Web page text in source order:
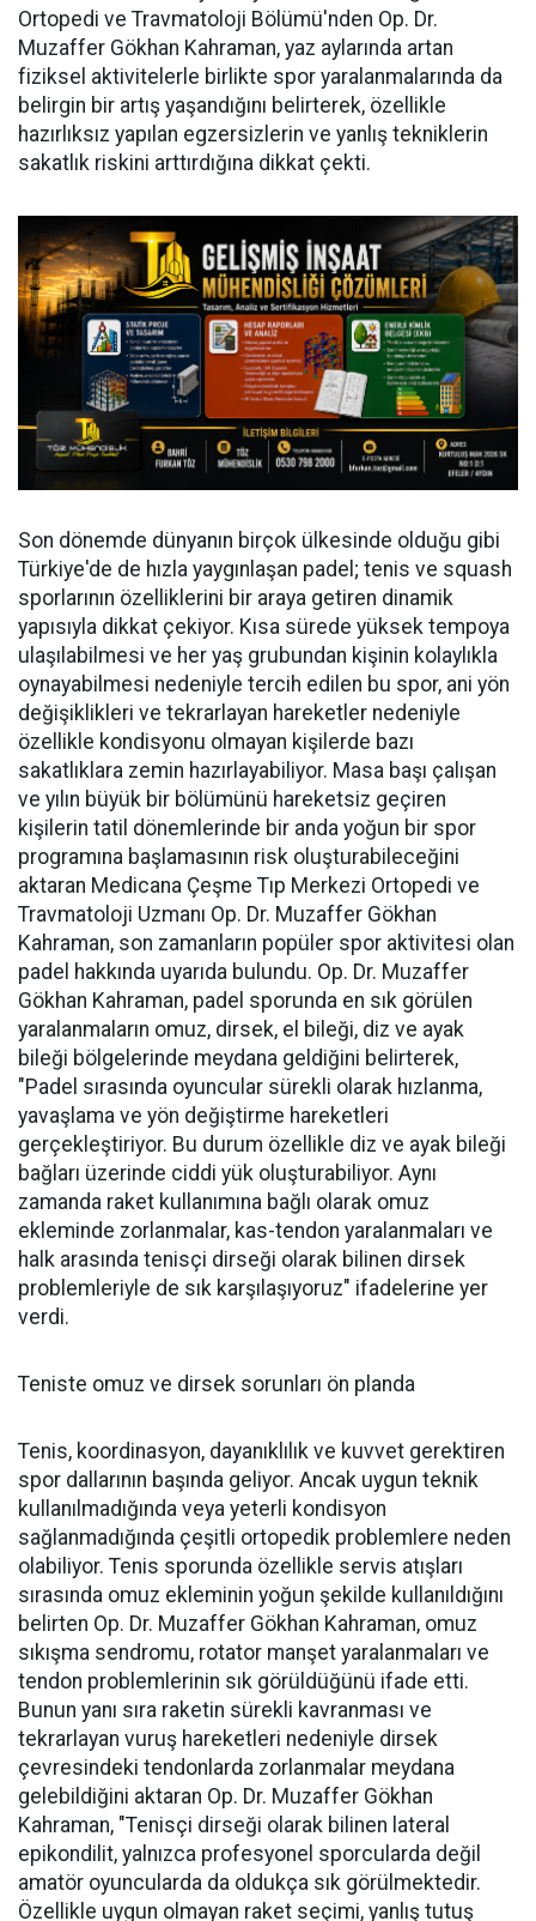
Ortopedi ve Travmatoloji Bölümü'nden Op. Dr.
Muzaffer Gökhan Kahraman, yaz aylarında artan
fiziksel aktivitelerle birlikte spor yaralanmalarında da
belirgin bir artış yaşandığını belirterek, özellikle
hazırlıksız yapılan egzersizlerin ve yanlış tekniklerin
sakatlık riskini arttırdığına dikkat çekti.
Son dönemde dünyanın birçok ülkesinde olduğu gibi
Türkiye'de de hızla yaygınlaşan padel; tenis ve squash
sporlarının özelliklerini bir araya getiren dinamik
yapısıyla dikkat çekiyor. Kısa sürede yüksek tempoya
ulaşılabilmesi ve her yaş grubundan kişinin kolaylıkla
oynayabilmesi nedeniyle tercih edilen bu spor, ani yön
değişiklikleri ve tekrarlayan hareketler nedeniyle
özellikle kondisyonu olmayan kişilerde bazı
sakatlıklara zemin hazırlayabiliyor. Masa başı çalışan
ve yılın büyük bir bölümünü hareketsiz geçiren
kişilerin tatil dönemlerinde bir anda yoğun bir spor
programına başlamasının risk oluşturabileceğini
aktaran Medicana Çeşme Tıp Merkezi Ortopedi ve
Travmatoloji Uzmanı Op. Dr. Muzaffer Gökhan
Kahraman, son zamanların popüler spor aktivitesi olan
padel hakkında uyarıda bulundu. Op. Dr. Muzaffer
Gökhan Kahraman, padel sporunda en sık görülen
yaralanmaların omuz, dirsek, el bileği, diz ve ayak
bileği bölgelerinde meydana geldiğini belirterek,
"Padel sırasında oyuncular sürekli olarak hızlanma,
yavaşlama ve yön değiştirme hareketleri
gerçekleştiriyor. Bu durum özellikle diz ve ayak bileği
bağları üzerinde ciddi yük oluşturabiliyor. Aynı
zamanda raket kullanımına bağlı olarak omuz
ekleminde zorlanmalar, kas-tendon yaralanmaları ve
halk arasında tenisçi dirseği olarak bilinen dirsek
problemleriyle de sık karşılaşıyoruz" ifadelerine yer
verdi.
Teniste omuz ve dirsek sorunları ön planda
Tenis, koordinasyon, dayanıklılık ve kuvvet gerektiren
spor dallarının başında geliyor. Ancak uygun teknik
kullanılmadığında veya yeterli kondisyon
sağlanmadığında çeşitli ortopedik problemlere neden
olabiliyor. Tenis sporunda özellikle servis atışları
sırasında omuz ekleminin yoğun şekilde kullanıldığını
belirten Op. Dr. Muzaffer Gökhan Kahraman, omuz
sıkışma sendromu, rotator manşet yaralanmaları ve
tendon problemlerinin sık görüldüğünü ifade etti.
Bunun yanı sıra raketin sürekli kavranması ve
tekrarlayan vuruş hareketleri nedeniyle dirsek
çevresindeki tendonlarda zorlanmalar meydana
gelebildiğini aktaran Op. Dr. Muzaffer Gökhan
Kahraman, "Tenisçi dirseği olarak bilinen lateral
epikondilit, yalnızca profesyonel sporcularda değil
amatör oyuncularda da oldukça sık görülmektedir.
Özellikle uygun olmayan raket seçimi, yanlış tutuş